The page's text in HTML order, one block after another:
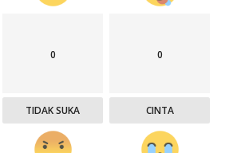
0
TIDAK SUKA
0
CINTA